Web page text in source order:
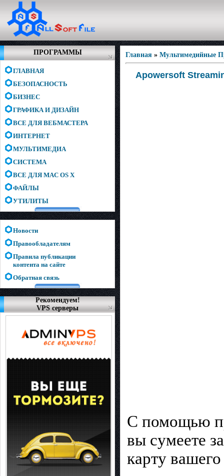
ПРОГРАММЫ
ГЛАВНАЯ
БЕЗОПАСНОСТЬ
БИЗНЕС
ГРАФИКА И ДИЗАЙН
ВСЕ ДЛЯ ВЕБМАСТЕРА
ИНТЕРНЕТ
МУЛЬТИМЕДИА
СИСТЕМА
ВСЕ ДЛЯ MAC OS X
ФАЙЛЫ
УТИЛИТЫ
Новости
Правообладателям
Правила публикации
контента на сайте
Обратная связь
Рекомендуем!
VPS серверы
Главная » Мультимедийные
Apowersoft
С помощью
вы сумеете
карту